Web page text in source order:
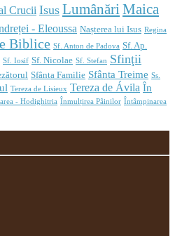
Crucii Isus LumânăriMaica
- Eleoussa Nașterea lui Isus Regina
Biblice Sf. Anton de Padova Sf. Ap.
Sf. Iosif Sf. Nicolae Sf. Stefan Sfinţii
Sfânta Familie Sfânta Treime Ss.
Tereza de Lisieux Tereza de Ávila În
- Hodighitria Înmulțirea Pâinilor Întâmpinarea